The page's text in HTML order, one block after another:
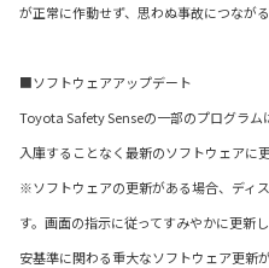
が正常に作動せず、思わぬ事故につなが
■ソフトウェアアップデート
Toyota Safety Senseの一部のプログラ
入庫することなく最新のソフトウェアに
※ソフトウェアの更新がある場合、ディ
す。画面の指示に従ってすみやかに更
安基準に関わる重大なソフトウェア更新